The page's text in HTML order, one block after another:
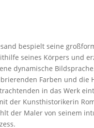
bespielt seine
seines Körpers und
dynamische
Farben und die
in das Werk
der Kunsthistorikerin
der Maler von seinem